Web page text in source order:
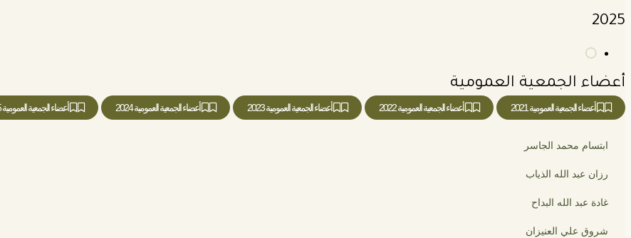
2025
أعضاء الجمعية العمومية
أعضاء الجمعية العمومية 2021 أعضاء الجمعية العمومية 2022 أعضاء الجمعية العمومية 2023 أعضاء الجمعية العمومية 2024 أعضاء الجمعية العمومية 2025
ابتسام محمد الجاسر
رزان عبد الله الذياب
غادة عبد الله البداح
شروق علي العنيزان